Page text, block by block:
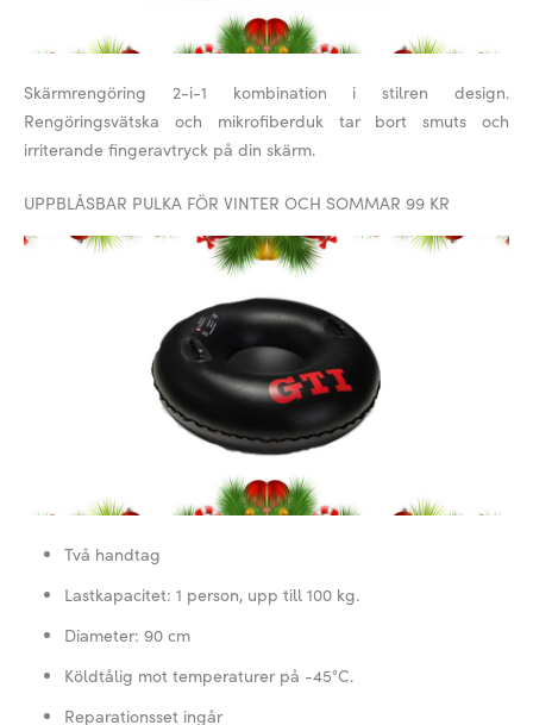
Skärmrengöring 2-i-1 kombination i stilren design.
Rengöringsvätska och mikrofiberduk tar bort smuts och
irriterande fingeravtryck på din skärm.
UPPBLÅSBAR PULKA FÖR VINTER OCH SOMMAR 99 KR
Två handtag
Lastkapacitet: 1 person, upp till 100 kg.
Diameter: 90 cm
Köldtålig mot temperaturer på -45°C.
Reparationsset ingår